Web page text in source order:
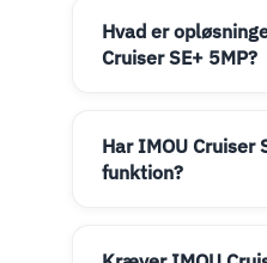
Hvad er
Cruiser SE+ 5MP?
Har IMOU Cruiser
funktion?